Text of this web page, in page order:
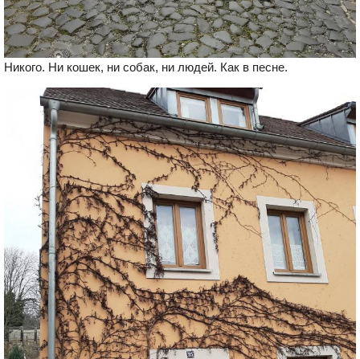
Никого. Ни кошек, ни собак, ни людей. Как в песне.